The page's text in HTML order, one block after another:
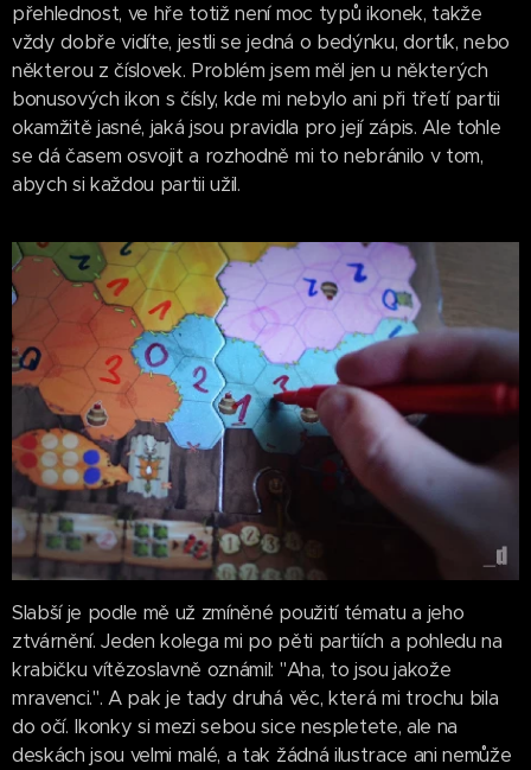
přehlednost, ve hře totiž není moc typů ikonek, takže
vždy dobře vidíte, jestli se jedná o bedýnku, dortík, nebo
některou z číslovek. Problém jsem měl jen u některých
bonusových ikon s čísly, kde mi nebylo ani při třetí partii
okamžitě jasné, jaká jsou pravidla pro její zápis. Ale tohle
se dá časem osvojit a rozhodně mi to nebránilo v tom,
abych si každou partii užil.
Slabší je podle mě už zmíněné použití tématu a jeho
ztvárnění. Jeden kolega mi po pěti partiích a pohledu na
krabičku vítězoslavně oznámil: "Aha, to jsou jakože
mravenci.". A pak je tady druhá věc, která mi trochu bila
do očí. Ikonky si mezi sebou sice nespletete, ale na
deskách jsou velmi malé, a tak žádná ilustrace ani nemůže